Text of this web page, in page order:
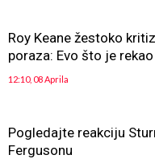
Roy Keane žestoko
poraza: Evo što je rekao
12:10, 08 Aprila
Pogledajte reakciju
Fergusonu